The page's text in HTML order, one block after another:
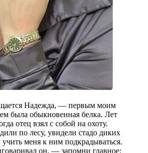
Надежда, — первым моим
была обыкновенная белка. Лет
отец взял с собой на охоту.
по лесу, увидели стадо диких
учить меня к ним подкрадываться.
он, — запомни главное: